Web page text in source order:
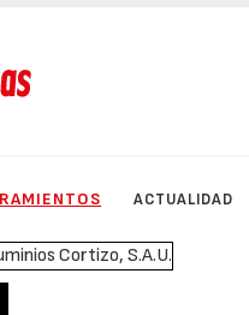
ACTUALIDAD